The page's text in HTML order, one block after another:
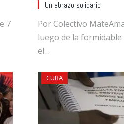
7
Un abrazo solidario
Por Colectivo
luego de la
el…
CUBA